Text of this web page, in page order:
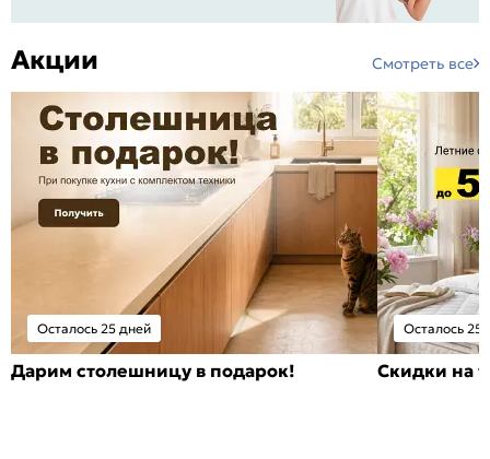
Акции Смотреть все
Осталось 25 дней
Дарим столешницу в подарок!
Осталось 25
Скидки на